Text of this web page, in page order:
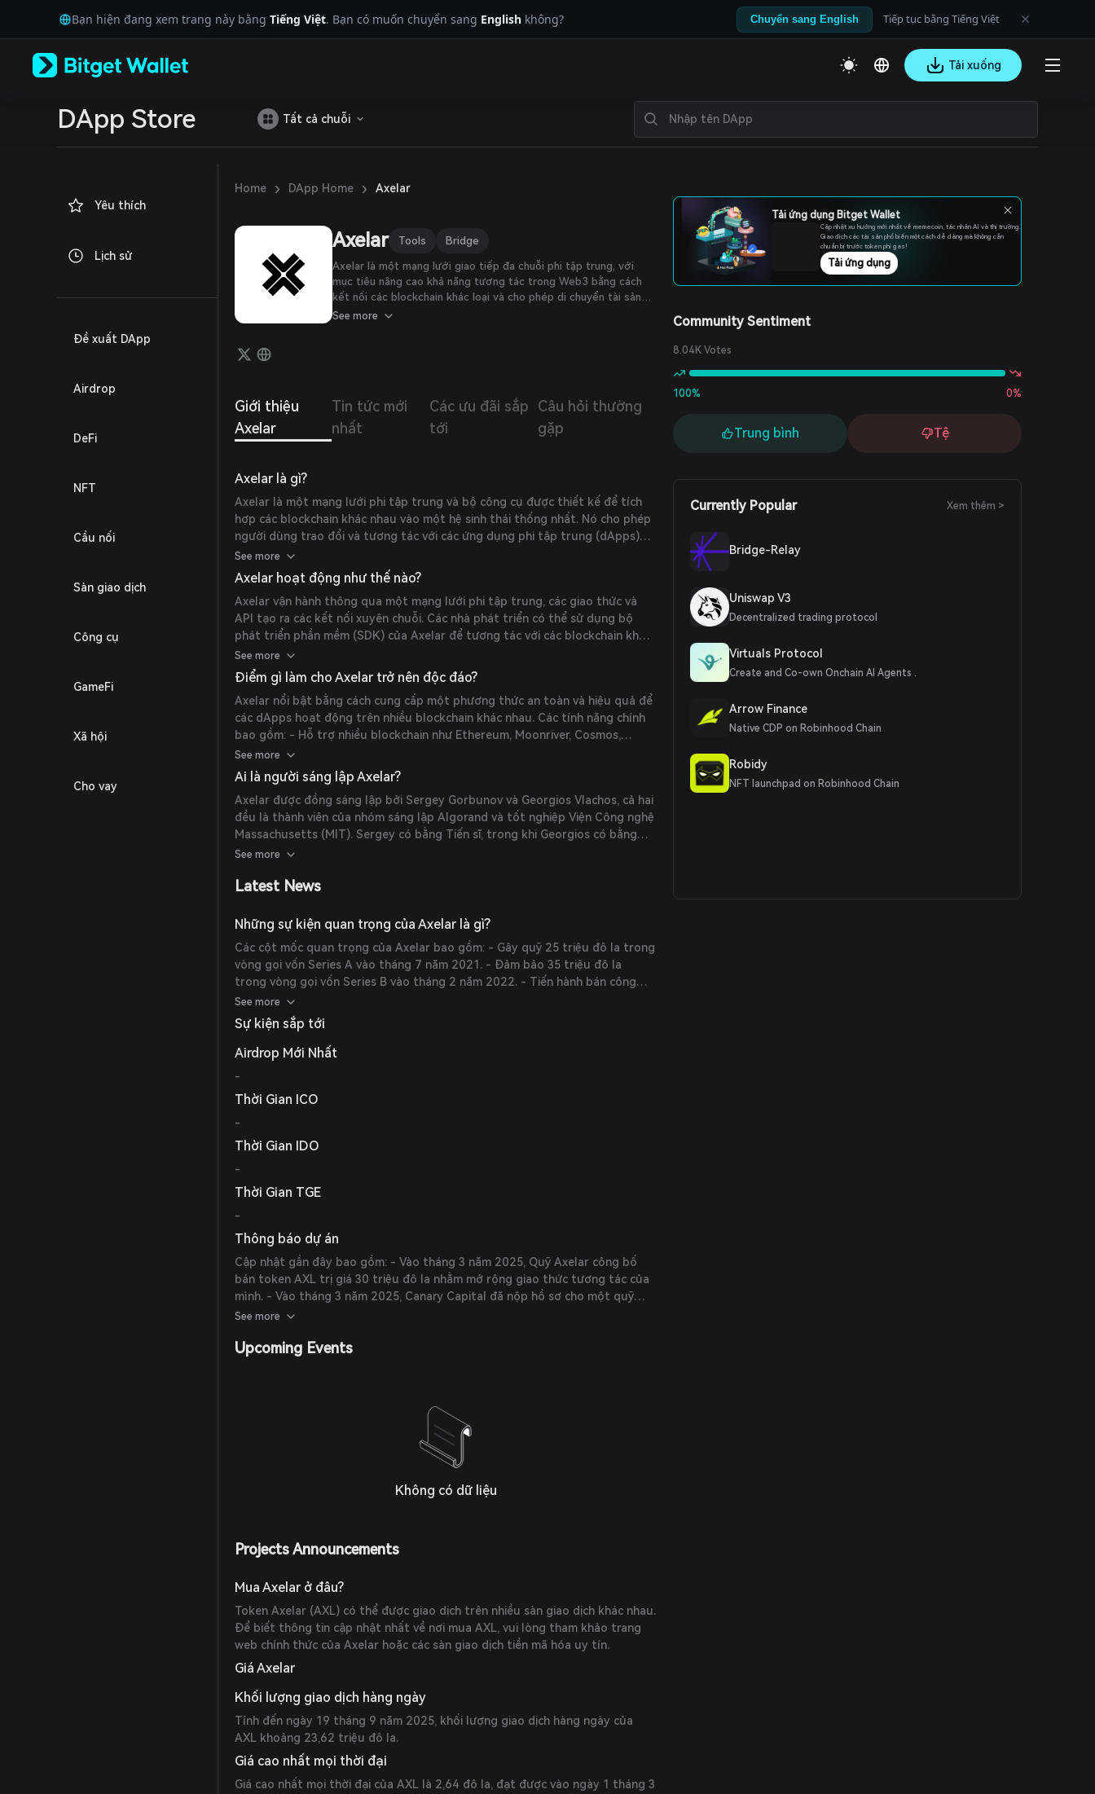
Tiếng Việt
Русский
Español (Latinoamérica)
Português (Portugal)
Bahasa Indonesia
Español (Argentina)
Bạn hiện đang xem trang này bằng Tiếng Việt. Bạn có muốn chuyển sang English không? Chuyển sang English Tiếp tục bằng Tiếng Việt
Tải xuống
DApp Store Tất cả chuỗi
Yêu thích
Lịch sử
Đề xuất DApp
Airdrop
DeFi
NFT
Cầu nối
Sàn giao dịch
Công cụ
GameFi
Xã hội
Cho vay
Home › DApp Home › Axelar
Axelar Tools Bridge
Axelar là một mạng lưới giao tiếp đa chuỗi phi tập trung, với
mục tiêu nâng cao khả năng tương tác trong Web3 bằng cách
kết nối các blockchain khác loại và cho phép di chuyển tài sản
cùng khả năng kết hợp chương trình một cách tối ưu dành cho
thức, một tầng phát triển ứng dụng mà các nhà phát triển sử
dụng để kết hợp qua bất kỳ số lượng chuỗi nào. Khi được tích
hợp, tất cả các blockchain mới được kết nối sẽ trở nên tương
See more
Giới thiệu
Axelar
Tin tức mới
nhất
Các ưu đãi sắp
tới
Câu hỏi thường
gặp
Axelar là gì?
Axelar là một mạng lưới phi tập trung và bộ công cụ được thiết kế để tích
hợp các blockchain khác nhau vào một hệ sinh thái thống nhất. Nó cho phép
người dùng trao đổi và tương tác với các ứng dụng phi tập trung (dApps)
trên nhiều mạng lưới một cách liền mạch. Các nhà phát triển có thể kết nối
blockchain của họ với hệ sinh thái rộng lớn hơn, tạo điều kiện cho giao tiếp
và tương tác xuyên chuỗi.
See more
Axelar hoạt động như thế nào?
Axelar vận hành thông qua một mạng lưới phi tập trung, các giao thức và
API tạo ra các kết nối xuyên chuỗi. Các nhà phát triển có thể sử dụng bộ
phát triển phần mềm (SDK) của Axelar để tương tác với các blockchain khác
trong hệ sinh thái, cho phép tích hợp các tính năng từ các blockchain khác
nhau vào ứng dụng của họ một cách dễ dàng.
See more
Điểm gì làm cho Axelar trở nên độc đáo?
Axelar nổi bật bằng cách cung cấp một phương thức an toàn và hiệu quả để
các dApps hoạt động trên nhiều blockchain khác nhau. Các tính năng chính
bao gồm: - Hỗ trợ nhiều blockchain như Ethereum, Moonriver, Cosmos,
Polkadot, Avalanche, Polygon, Terra và Fantom. - Giao tiếp xuyên chuỗi đơn
giản hóa cho cả nhà phát triển và người dùng. - Một mạng lưới phi tập trung
đảm bảo tính bảo mật và độ tin cậy.
See more
Ai là người sáng lập Axelar?
Axelar được đồng sáng lập bởi Sergey Gorbunov và Georgios Vlachos, cả hai
đều là thành viên của nhóm sáng lập Algorand và tốt nghiệp Viện Công nghệ
Massachusetts (MIT). Sergey có bằng Tiến sĩ, trong khi Georgios có bằng
thạc sĩ và là huy chương vàng Olympic Toán quốc tế.
See more
Latest News
Những sự kiện quan trọng của Axelar là gì?
Các cột mốc quan trọng của Axelar bao gồm: - Gây quỹ 25 triệu đô la trong
vòng gọi vốn Series A vào tháng 7 năm 2021. - Đảm bảo 35 triệu đô la
trong vòng gọi vốn Series B vào tháng 2 năm 2022. - Tiến hành bán công
khai vào tháng 3 năm 2022, huy động được 50 triệu đô la. - Hoàn thành bán
token AXL trị giá 30 triệu đô la vào tháng 3 năm 2025 để nâng cao giao
thức tương tác đa chuỗi.
See more
Sự kiện sắp tới
Airdrop Mới Nhất
-
Thời Gian ICO
-
Thời Gian IDO
-
Thời Gian TGE
-
Thông báo dự án
Cập nhật gần đây bao gồm: - Vào tháng 3 năm 2025, Quỹ Axelar công bố
bán token AXL trị giá 30 triệu đô la nhằm mở rộng giao thức tương tác của
mình. - Vào tháng 3 năm 2025, Canary Capital đã nộp hồ sơ cho một quỹ
ETF Axelar, đánh dấu bước tiến quan trọng hướng tới việc áp dụng Axelar
See more
Upcoming Events
Không có dữ liệu
Projects Announcements
Mua Axelar ở đâu?
Token Axelar (AXL) có thể được giao dịch trên nhiều sàn giao dịch khác nhau.
Để biết thông tin cập nhật nhất về nơi mua AXL, vui lòng tham khảo trang
web chính thức của Axelar hoặc các sàn giao dịch tiền mã hóa uy tín.
Giá Axelar
Khối lượng giao dịch hàng ngày
Tính đến ngày 19 tháng 9 năm 2025, khối lượng giao dịch hàng ngày của
AXL khoảng 23,62 triệu đô la.
Giá cao nhất mọi thời đại
Giá cao nhất mọi thời đại của AXL là 2,64 đô la, đạt được vào ngày 1 tháng 3
Tải ứng dụng Bitget Wallet
Cập nhật xu hướng mới nhất về memecoin, tác nhân AI và thị trường.
Giao dịch các tài sản phổ biến một cách dễ dàng mà không cần
chuẩn bị trước token phí gas!
Tải ứng dụng
Community Sentiment
8.04K Votes
100% 0%
Trung bình Tệ
Currently Popular Xem thêm >
Bridge-Relay
Uniswap V3
Decentralized trading protocol
Virtuals Protocol
Create and Co-own Onchain AI Agents .
Arrow Finance
Native CDP on Robinhood Chain
Robidy
NFT launchpad on Robinhood Chain